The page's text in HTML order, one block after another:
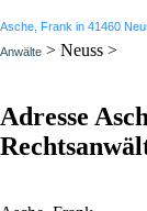
Asche, Frank in 41460
Anwälte > Neuss >
Adresse